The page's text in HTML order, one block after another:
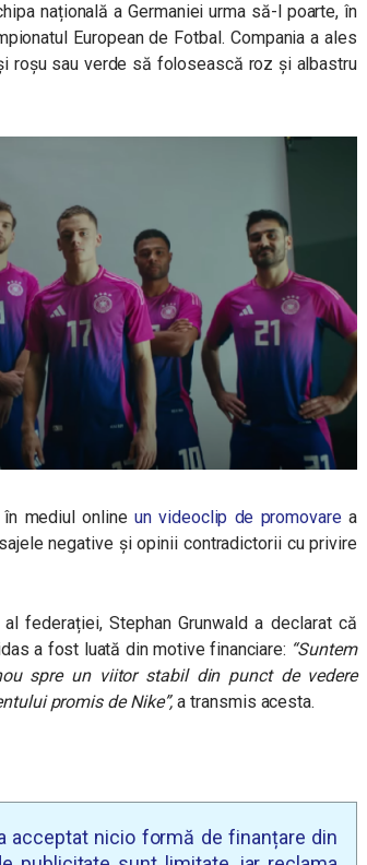
națională a Germaniei urma să-l poarte, în
European de Fotbal. Compania a ales
roșu sau verde să folosească roz și albastru
mediul online un videoclip de promovarea
negative și opinii contradictorii cu privire
federației, Stephan Grunwald a declarat că
a fost luată din motive financiare: “Suntem
spre un viitor stabil din punct de vedere
promis de Nike”,a transmis acesta.
acceptat nicio formă de finanțare din